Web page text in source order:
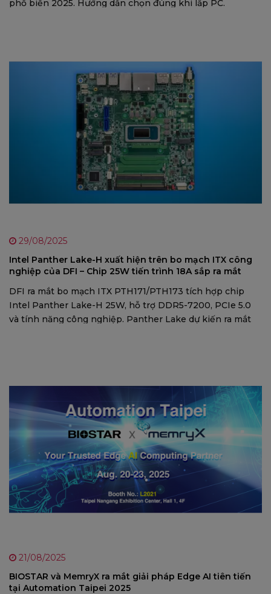
phổ biến 2025. Hướng dẫn chọn đúng khi lắp PC.
29/08/2025
Intel Panther Lake-H xuất hiện trên bo mạch ITX công
nghiệp của DFI – Chip 25W tiến trình 18A sắp ra mắt
DFI ra mắt bo mạch ITX PTH171/PTH173 tích hợp chip
Intel Panther Lake-H 25W, hỗ trợ DDR5-7200, PCIe 5.0
và tính năng công nghiệp. Panther Lake dự kiến ra mắt
21/08/2025
BIOSTAR và MemryX ra mắt giải pháp Edge AI tiên tiến
tại Automation Taipei 2025